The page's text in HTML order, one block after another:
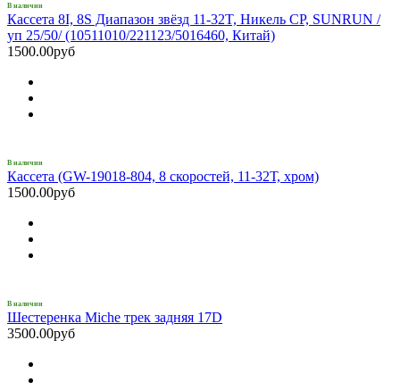
В наличии
Кассета 8I, 8S Диапазон звёзд 11-32T, Никель CP, SUNRUN /
уп 25/50/ (10511010/221123/5016460, Китай)
1500.00руб
В наличии
Кассета (GW-19018-804, 8 скоростей, 11-32Т, хром)
1500.00руб
В наличии
Шестеренка Miche трек задняя 17D
3500.00руб